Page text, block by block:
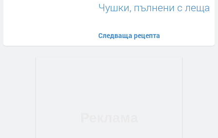
Чушки, пълнени с леща
Следваща рецепта